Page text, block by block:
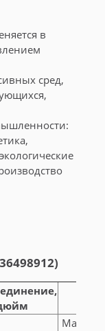
в
сред,